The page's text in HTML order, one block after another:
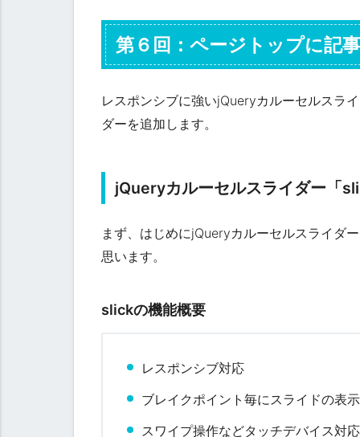
第６回：ページトップに記
レスポンシブに強いjQueryカルーセルスラ
ダーを追加します。
jQueryカルーセルスライダー「
まず、はじめにjQueryカルーセルスライダ
思います。
slickの機能概要
レスポンシブ対応
ブレイクポイント毎にスライドの表
スワイプ操作などタッチデバイス対応